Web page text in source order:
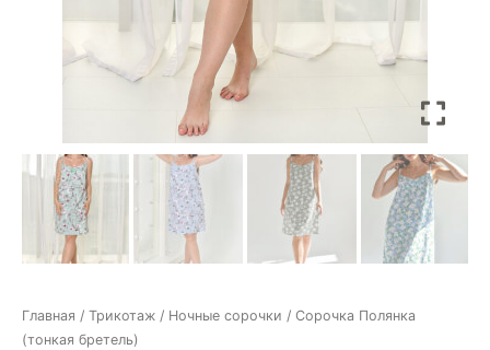
Главная / Трикотаж / Ночные сорочки / Сорочка Полянка
(тонкая бретель)